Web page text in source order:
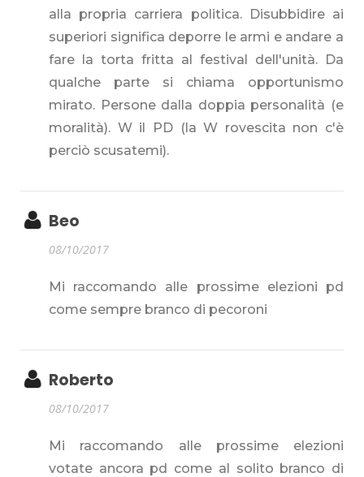
alla propria carriera politica. Disubbidire ai
superiori significa deporre le armi e andare a
fare la torta fritta al festival dell'unità. Da
qualche parte si chiama opportunismo
mirato. Persone dalla doppia personalità (e
moralità). W il PD (la W rovescita non c'è
perciò scusatemi).
Beo
08/10/2017
Mi raccomando alle prossime elezioni pd
come sempre branco di pecoroni
Roberto
08/10/2017
Mi raccomando alle prossime elezioni
votate ancora pd come al solito branco di